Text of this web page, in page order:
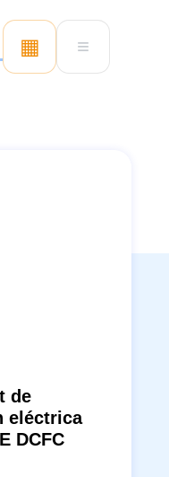
▦ ≡
de
eléctrica
DCFC